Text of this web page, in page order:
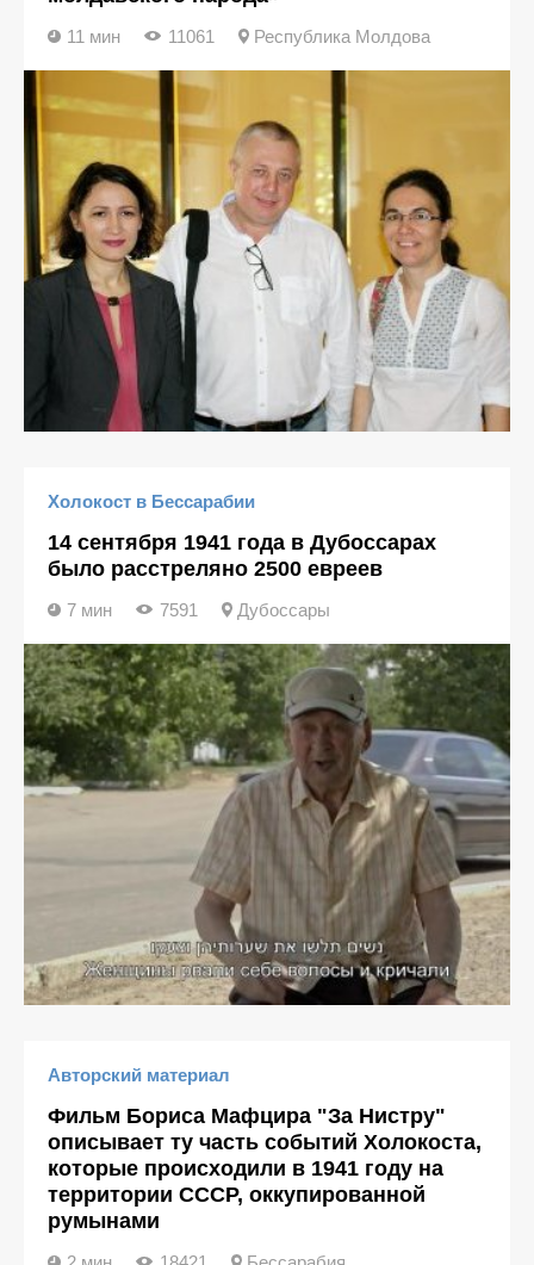
11 мин 11061 Республика Молдова
Холокост в Бессарабии
14 сентября 1941 года в Дубоссарах
было расстреляно 2500 евреев
7 мин 7591 Дубоссары
Авторский материал
Фильм Бориса Мафцира "За Нистру"
описывает ту часть событий Холокоста,
которые происходили в 1941 году на
территории СССР, оккупированной
румынами